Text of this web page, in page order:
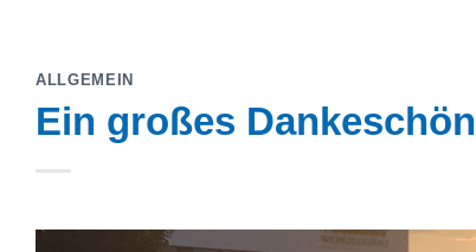
ALLGEMEIN
Ein großes Dankeschön